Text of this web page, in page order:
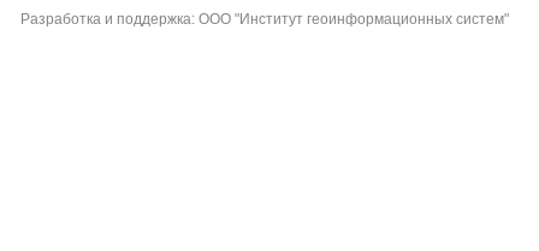
Разработка и поддержка: ООО "Институт геоинформационных систем"